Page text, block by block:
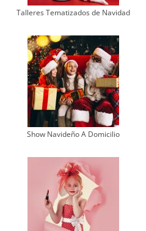
Talleres Tematizados de Navidad
Show Navideño A Domicilio